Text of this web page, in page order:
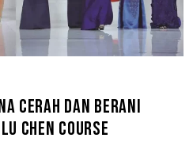
CERAH DAN BERANI
CHEN COURSE